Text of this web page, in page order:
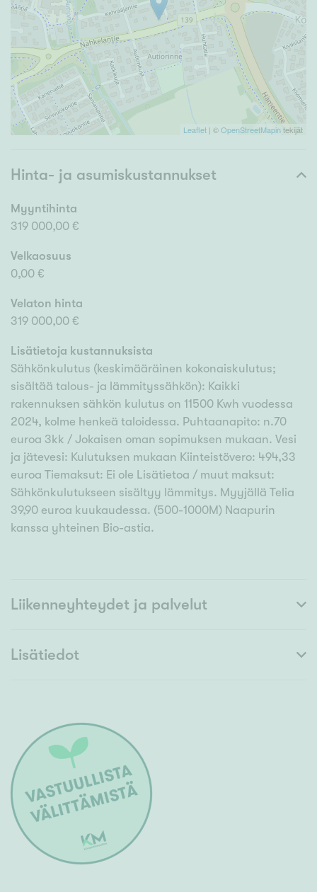
Leaflet | ©OpenStreetMapintekijät
Hinta- ja asumiskustannukset
Myyntihinta
319 000,00 €
Velkaosuus
0,00 €
Velaton hinta
319 000,00 €
Lisätietoja kustannuksista
Sähkönkulutus (keskimääräinen kokonaiskulutus;
sisältää talous- ja lämmityssähkön): Kaikki
rakennuksen sähkön kulutus on 11500 Kwh vuodessa
2024, kolme henkeä taloidessa. Puhtaanapito: n.70
euroa 3kk / Jokaisen oman sopimuksen mukaan. Vesi
ja jätevesi: Kulutuksen mukaan Kiinteistövero: 494,33
euroa Tiemaksut: Ei ole Lisätietoa / muut maksut:
Sähkönkulutukseen sisältyy lämmitys. Myyjällä Telia
39,90 euroa kuukaudessa. (500-1000M) Naapurin
kanssa yhteinen Bio-astia.
Liikenneyhteydet ja palvelut
Lisätiedot